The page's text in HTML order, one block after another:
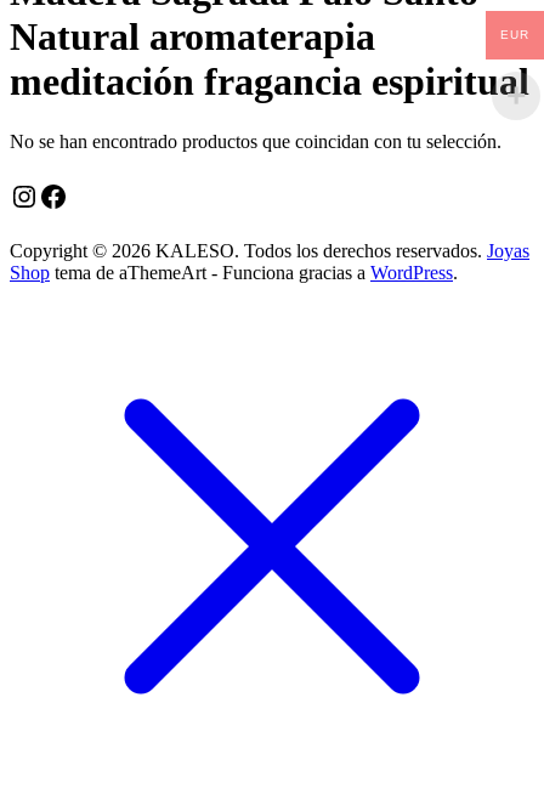
Natural aromaterapia
meditación fragancia espiritual
No se han encontrado productos que coincidan con tu selección.
Instagram
Facebook
Copyright © 2026 KALESO. Todos los derechos reservados. Joyas
Shop tema de aThemeArt - Funciona gracias a WordPress.
EUR